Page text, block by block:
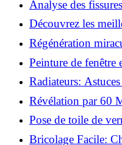
Analyse des
préparer vos
Découvrez les
dès 6,70 €!
Régénération
régénérative peut
Peinture de fenêtre
techniques
Radiateurs:
tuyaux apparents!
Révélation par 60
Découvrez le
Pose de toile de
pour débutants!
Bricolage Facile: